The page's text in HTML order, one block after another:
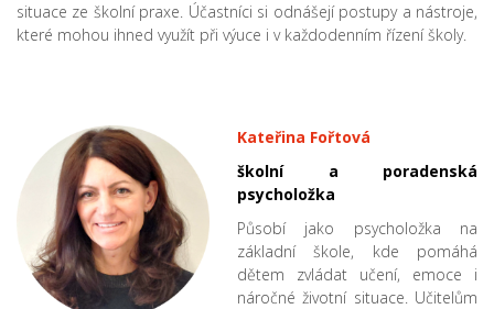
situace ze školní praxe. Účastníci si odnášejí postupy a nástroje,
které mohou ihned využít při výuce i v každodenním řízení školy.
Kateřina Fořtová
školní a poradenská
psycholožka
Působí jako psycholožka na
základní škole, kde pomáhá
dětem zvládat učení, emoce i
náročné životní situace. Učitelům